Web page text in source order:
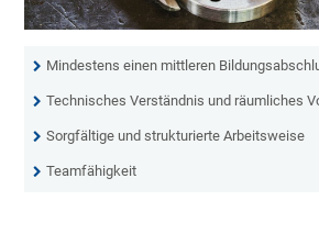
Mindestens einen mittleren
Technisches Verständnis und räumliches
Sorgfältige und strukturierte Arbeitsweise
Teamfähigkeit